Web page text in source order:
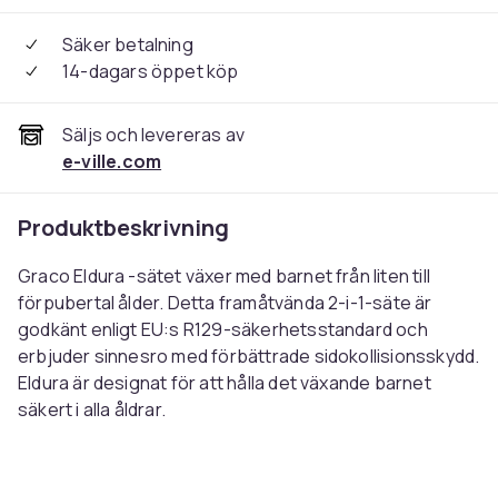
Säker betalning
14-dagars öppet köp
Säljs och levereras av
e-ville.com
Produktbeskrivning
Graco Eldura -sätet växer med barnet från liten till
förpubertal ålder. Detta framåtvända 2-i-1-säte är
godkänt enligt EU:s R129-säkerhetsstandard och
erbjuder sinnesro med förbättrade sidokollisionsskydd.
Eldura är designat för att hålla det växande barnet
säkert i alla åldrar.